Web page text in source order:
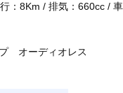
：8Km / 排気：660cc /
オーディオレス